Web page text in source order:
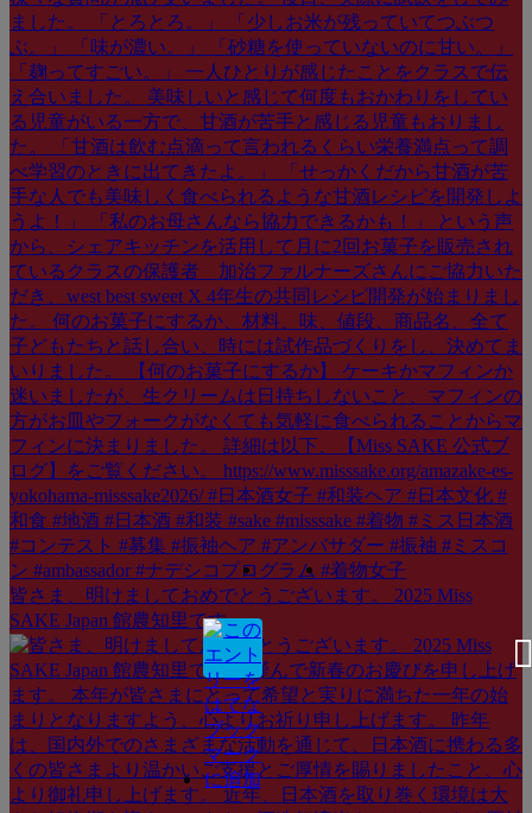
皆さま、明けましておめでとうございます。 2025 Miss
SAKE Japan 館農知里です。